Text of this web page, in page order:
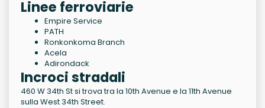
Linee ferroviarie
Empire Service
PATH
Ronkonkoma Branch
Acela
Adirondack
Incroci stradali
460 W 34th St si trova tra la 10th Avenue e la 11th Avenue
sulla West 34th Street.